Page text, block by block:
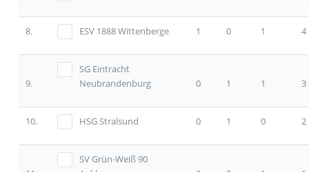
8. ESV 1888 Wittenberge 1 0 1 4
9.
SG Eintracht
Neubrandenburg
0 1 1 3
10. HSG Stralsund 0 1 0 2
SV Grün-Weiß 90